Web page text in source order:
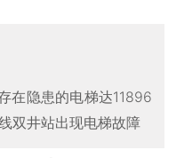
在隐患的电梯达11896
双井站出现电梯故障